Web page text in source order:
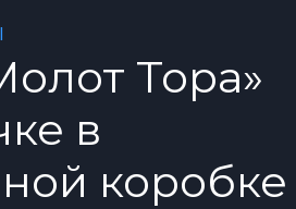
Тора»
в
коробке